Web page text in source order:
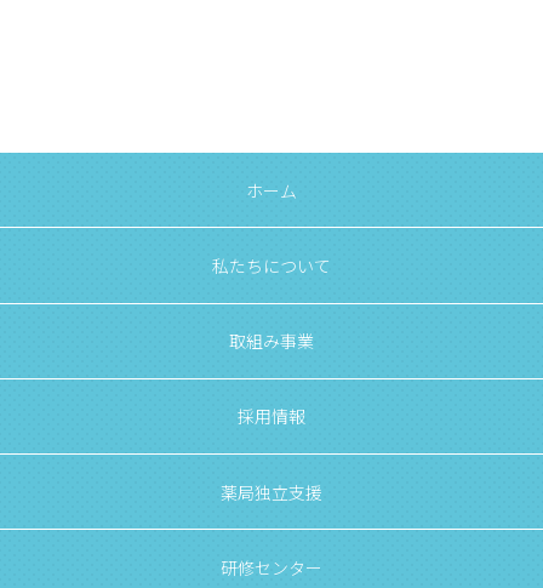
ホーム
私たちについて
取組み事業
採用情報
薬局独立支援
研修センター